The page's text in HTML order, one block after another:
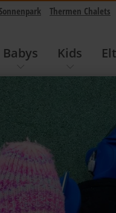
Thermen Chalets
Babys Kids